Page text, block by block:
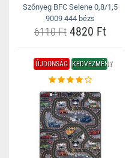
Szőnyeg BFC Selene 0,8/1,5
9009 444 bézs
6110 Ft 4820 Ft
ÚJDONSÁG KEDVEZMÉNY